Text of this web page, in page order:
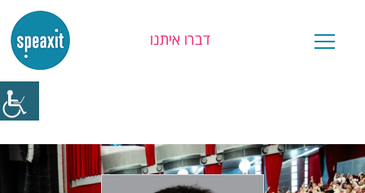
דברו איתנו
יש לכם שאלה?